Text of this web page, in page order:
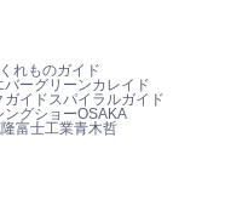
れものガイド
バーグリーンカレイド
ガイドスパイラルガイド
ングショーOSAKA
富士工業青木哲